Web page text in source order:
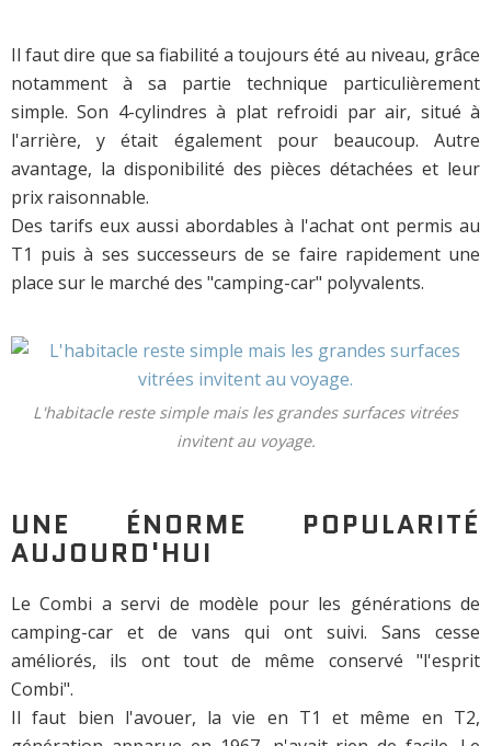
Il faut dire que sa fiabilité a toujours été au niveau, grâce
notamment à sa partie technique particulièrement
simple. Son 4-cylindres à plat refroidi par air, situé à
l'arrière, y était également pour beaucoup. Autre
avantage, la disponibilité des pièces détachées et leur
prix raisonnable.
Des tarifs eux aussi abordables à l'achat ont permis au
T1 puis à ses successeurs de se faire rapidement une
place sur le marché des "camping-car" polyvalents.
L'habitacle reste simple mais les grandes surfaces vitrées
invitent au voyage.
UNE ÉNORME POPULARITÉ
AUJOURD'HUI
Le Combi a servi de modèle pour les générations de
camping-car et de vans qui ont suivi. Sans cesse
améliorés, ils ont tout de même conservé "l'esprit
Combi".
Il faut bien l'avouer, la vie en T1 et même en T2,